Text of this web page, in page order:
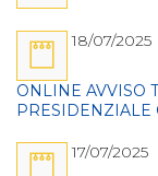
18/07/2025
ONLINE AVVISO
PRESIDENZIALE
17/07/2025